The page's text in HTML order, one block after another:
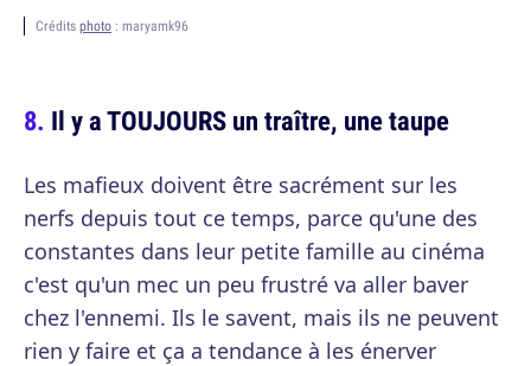
Crédits photo : maryamk96
Il y a TOUJOURS un traître, une taupe
Les mafieux doivent être sacrément sur les
nerfs depuis tout ce temps, parce qu'une des
constantes dans leur petite famille au cinéma
c'est qu'un mec un peu frustré va aller baver
chez l'ennemi. Ils le savent, mais ils ne peuvent
rien y faire et ça a tendance à les énerver